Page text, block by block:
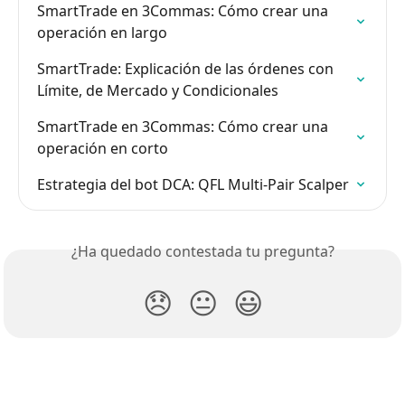
SmartTrade en 3Commas: Cómo crear una
operación en largo
SmartTrade: Explicación de las órdenes con
Límite, de Mercado y Condicionales
SmartTrade en 3Commas: Cómo crear una
operación en corto
Estrategia del bot DCA: QFL Multi-Pair Scalper
¿Ha quedado contestada tu pregunta?
😞 😐 😃